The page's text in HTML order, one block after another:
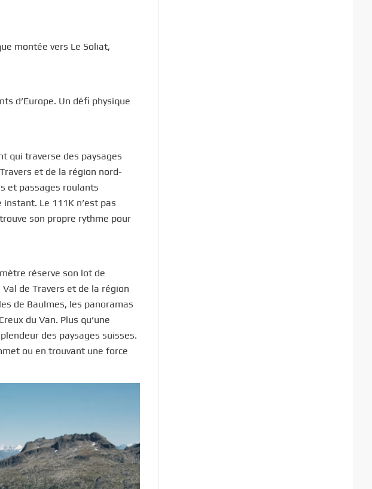
montée vers Le Soliat,
d’Europe. Un défi physique
qui traverse des paysages
et de la région nord-
et passages roulants
Le 111K n’est pas
son propre rythme pour
réserve son lot de
de Travers et de la région
de Baulmes, les panoramas
du Van. Plus qu’une
des paysages suisses.
ou en trouvant une force